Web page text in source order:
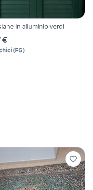
in alluminio verdi
€
(FG)